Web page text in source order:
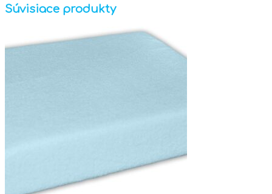
Súvisiace produkty